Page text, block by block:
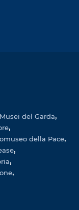
del Garda
della Pace